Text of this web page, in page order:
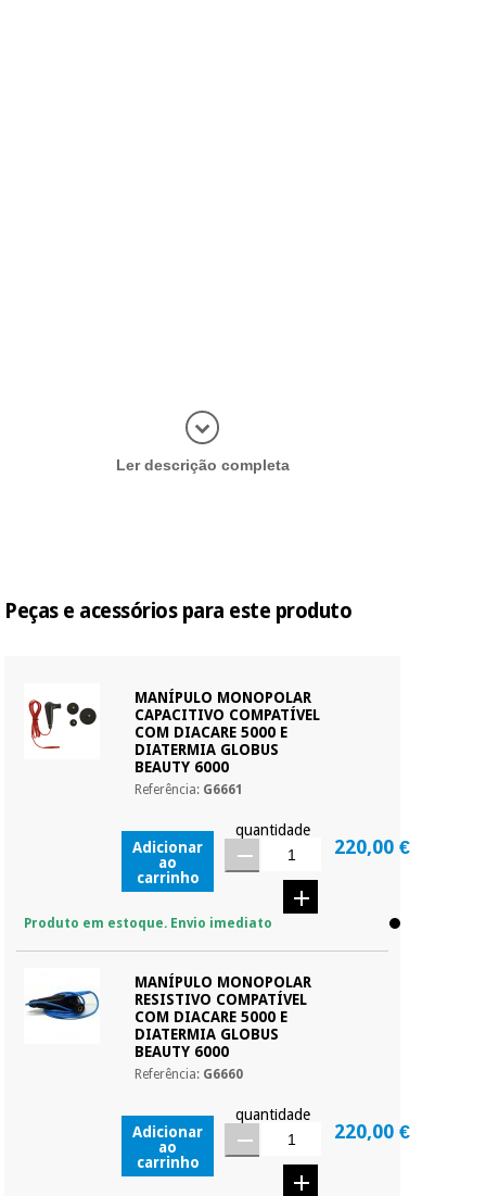
Ler descrição completa
Peças e acessórios para este produto
MANÍPULO MONOPOLAR
CAPACITIVO COMPATÍVEL
COM DIACARE 5000 E
DIATERMIA GLOBUS
BEAUTY 6000
Referência: G6661
220,00 €
quantidade
Adicionar
ao
carrinho
Produto em estoque. Envio imediato
MANÍPULO MONOPOLAR
RESISTIVO COMPATÍVEL
COM DIACARE 5000 E
DIATERMIA GLOBUS
BEAUTY 6000
Referência: G6660
220,00 €
quantidade
Adicionar
ao
carrinho